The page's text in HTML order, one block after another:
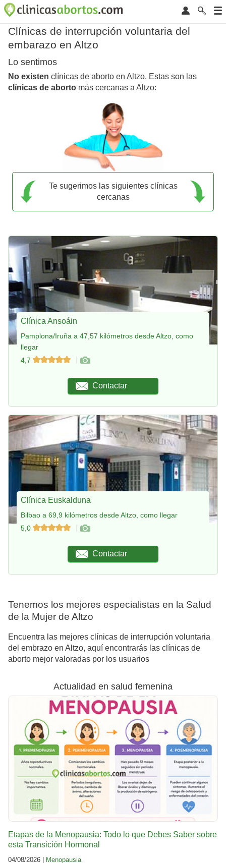
Clínicas de interrupción voluntaria del
embarazo en Altzo
Lo sentimos
No existen clínicas de aborto en Altzo. Estas son las
clínicas de aborto más cercanas a Altzo:
Te sugerimos las siguientes clínicas
cercanas
Clínica Ansoáin
Pamplona/Iruña a 47,57 kilómetros desde Altzo, como
llegar
4,7
Contactar
Clínica Euskalduna
Bilbao a 69,9 kilómetros desde Altzo, como llegar
5,0
Contactar
Tenemos los mejores especialistas en la Salud
de la Mujer de Altzo
Encuentra las mejores clínicas de interrupción voluntaria
del embrazo en Altzo, aquí encontrarás las clínicas de
aborto mejor valoradas por los usuarios
Actualidad en salud femenina
Etapas de la Menopausia: Todo lo que Debes Saber sobre
esta Transición Hormonal
04/08/2026 | Menopausia